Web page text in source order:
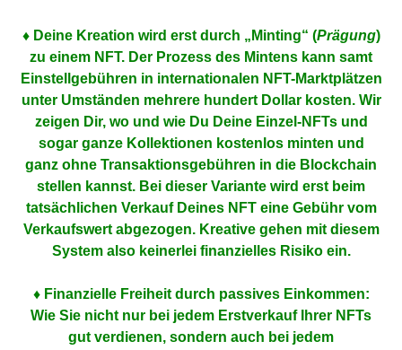
♦ Deine Kreation wird erst durch „Minting“ (Prägung)
zu einem NFT. Der Prozess des Mintens kann samt
Einstellgebühren in internationalen NFT-Marktplätzen
unter Umständen mehrere hundert Dollar kosten. Wir
zeigen Dir, wo und wie Du Deine Einzel-NFTs und
sogar ganze Kollektionen kostenlos minten und
ganz ohne Transaktionsgebühren in die Blockchain
stellen kannst. Bei dieser Variante wird erst beim
tatsächlichen Verkauf Deines NFT eine Gebühr vom
Verkaufswert abgezogen. Kreative gehen mit diesem
System also keinerlei finanzielles Risiko ein.
♦ Finanzielle Freiheit durch passives Einkommen:
Wie Sie nicht nur bei jedem Erstverkauf Ihrer NFTs
gut verdienen, sondern auch bei jedem